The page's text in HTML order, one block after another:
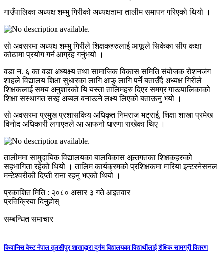
गाउँपालिका अध्यक्ष शम्भु गिरीको अध्यक्षतामा तालीम समापन गरिएको थियो ।
सो अवसरमा अध्यक्ष शम्भु गिरीले शिक्षकहरुलाई आफूले सिकेका सीप कक्षा
कोठामा प्रयोग गर्न आग्रह गर्नुभयो ।
वडा न. ६ का वडा अध्यक्ष्य तथा सामाजिक विकास समिति संयोजक रोशनजंग
शाहले विद्यालय शिक्षा सुधारका लागि आफू लागि पर्ने बताउँदै अध्यक्ष गिरीले
शिक्षकलाई समय अनुशारको यि यस्ता तालिमहरु दिएर समग्र गाऊपालिकाको
शिक्षा सस्थागत सरह अब्बल बनाऊने लक्ष्य लिएको बताऊनु भयो ।
सो अवसरमा प्रमुख प्रशासकिय अधिकृत निमराज भट्राई, शिक्षा शाखा प्रमेख
विनोद अधिकारी लगाएतले आ आफनो धारणा राखेका थिए ।
तालीममा सामुदायिक विद्यालयका बालविकास अन्र्तगतका शिक्षकहरुको
सहभागिता रहेको थियो । तालिम कार्यक्रमको प्रशिक्षकमा मारिया इन्टरनेसनल
मन्टेश्वरीकी दिप्ती राना रहनु भएको थियो ।
प्रकाशित मिति : २०८० असार ३ गते आइतवार
प्रतिक्रिया दिनुहोस्
सम्बन्धित समाचार
किवानिस वेस्ट नेपाल तुलसीपुर शाखाद्वारा दुर्गम विद्यालयका विद्यार्थीलाई शैक्षिक सामग्री वितरण